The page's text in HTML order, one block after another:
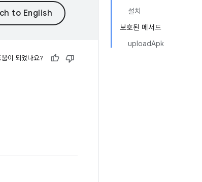
설치
보호된 메서드
uploadApk
움이 되었나요?